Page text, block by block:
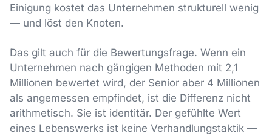
Einigung kostet das Unternehmen strukturell wenig
— und löst den Knoten.
Das gilt auch für die Bewertungsfrage. Wenn ein
Unternehmen nach gängigen Methoden mit 2,1
Millionen bewertet wird, der Senior aber 4 Millionen
als angemessen empfindet, ist die Differenz nicht
arithmetisch. Sie ist identitär. Der gefühlte Wert
eines Lebenswerks ist keine Verhandlungstaktik —